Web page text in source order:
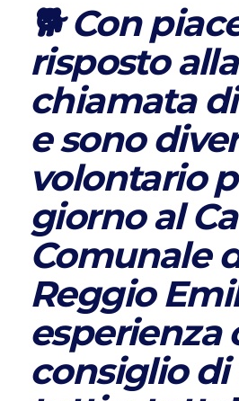
🐕 Con
risposto alla
chiamata
e sono
volontario
giorno al
Comunale
Reggio
esperienza
consiglio di